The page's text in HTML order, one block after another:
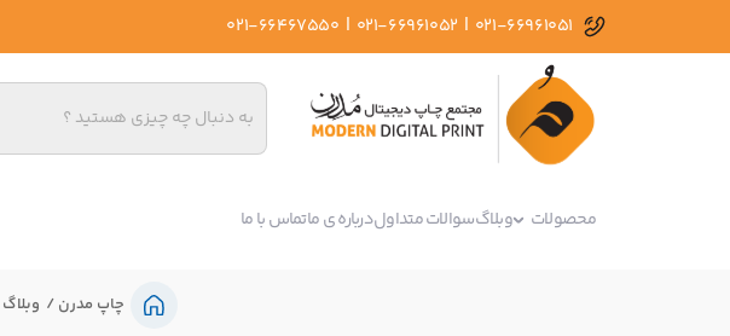
021-66961051
|
021-66961052
|
021-66467550
محصولات وبلاگسوالات متداولدرباره ی ماتماس با ما
چاپ مدرن وبلاگ